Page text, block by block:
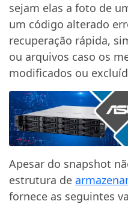
sejam elas a foto de
um código alterado
recuperação rápida,
ou arquivos caso os
modificados ou
Apesar do snapshot
estrutura de
fornece as seguintes